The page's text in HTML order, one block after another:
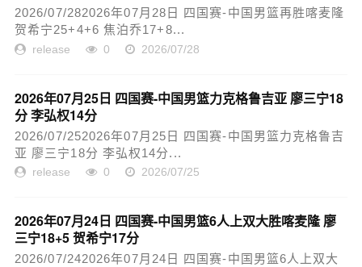
2026/07/282026年07月28日 四国赛-中国男篮再胜喀麦隆
贺希宁25+4+6 焦泊乔17+8...
release 0 2026/07/28
2026年07月25日 四国赛-中国男篮力克格鲁吉亚 廖三宁18
分 李弘权14分
2026/07/252026年07月25日 四国赛-中国男篮力克格鲁吉
亚 廖三宁18分 李弘权14分...
release 0 2026/07/25
2026年07月24日 四国赛-中国男篮6人上双大胜喀麦隆 廖
三宁18+5 贺希宁17分
2026/07/242026年07月24日 四国赛-中国男篮6人上双大